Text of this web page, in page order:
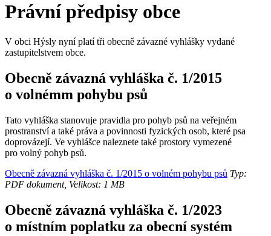
Právní předpisy obce
V obci Hýsly nyní platí tři obecně závazné vyhlášky vydané
zastupitelstvem obce.
Obecně závazná vyhláška č. 1/2015
o volnémm pohybu psů
Tato vyhláška stanovuje pravidla pro pohyb psů na veřejném
prostranství a také práva a povinnosti fyzických osob, které psa
doprovázejí. Ve vyhlášce naleznete také prostory vymezené
pro volný pohyb psů.
Obecně závazná vyhláška č. 1/2015 o volném pohybu psů Typ:
PDF dokument, Velikost: 1 MB
Obecně závazná vyhláška č. 1/2023
o místním poplatku za obecní systém